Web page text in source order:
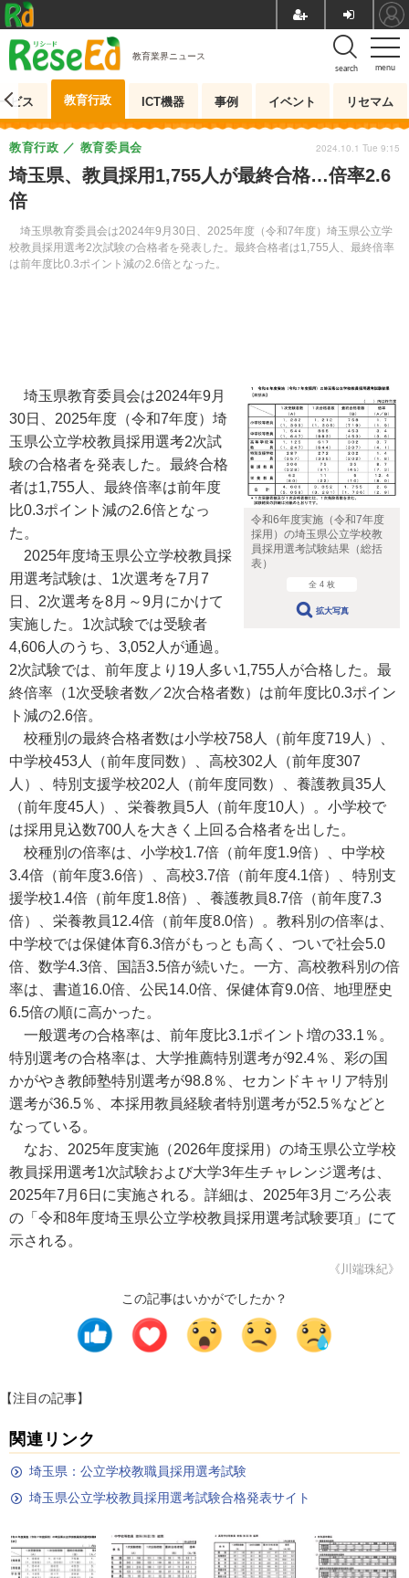
menu
search
教育業界ニュース
ビス 教育行政 ICT機器 事例 イベント リセマム
埼玉県、教員採用1,755人が最終合格…倍率2.6
倍
埼玉県教育委員会は2024年9月30日、2025年度（令和7年度）埼玉県公立学
校教員採用選考2次試験の合格者を発表した。最終合格者は1,755人、最終倍率
は前年度比0.3ポイント減の2.6倍となった。
教育行政 教育委員会 2024.10.1 Tue 9:15
令和6年度実施（令和7年度
採用）の埼玉県公立学校教
員採用選考試験結果（総括
表）
全 4 枚
拡大写真
埼玉県教育委員会は2024年9月
30日、2025年度（令和7年度）埼
玉県公立学校教員採用選考2次試
験の合格者を発表した。最終合格
者は1,755人、最終倍率は前年度
比0.3ポイント減の2.6倍となっ
た。
2025年度埼玉県公立学校教員採
用選考試験は、1次選考を7月7
日、2次選考を8月～9月にかけて
実施した。1次試験では受験者
4,606人のうち、3,052人が通過。
2次試験では、前年度より19人多い1,755人が合格した。最
終倍率（1次受験者数／2次合格者数）は前年度比0.3ポイン
ト減の2.6倍。
校種別の最終合格者数は小学校758人（前年度719人）、
中学校453人（前年度同数）、高校302人（前年度307
人）、特別支援学校202人（前年度同数）、養護教員35人
（前年度45人）、栄養教員5人（前年度10人）。小学校で
は採用見込数700人を大きく上回る合格者を出した。
校種別の倍率は、小学校1.7倍（前年度1.9倍）、中学校
3.4倍（前年度3.6倍）、高校3.7倍（前年度4.1倍）、特別支
援学校1.4倍（前年度1.8倍）、養護教員8.7倍（前年度7.3
倍）、栄養教員12.4倍（前年度8.0倍）。教科別の倍率は、
中学校では保健体育6.3倍がもっとも高く、ついで社会5.0
倍、数学4.3倍、国語3.5倍が続いた。一方、高校教科別の倍
率は、書道16.0倍、公民14.0倍、保健体育9.0倍、地理歴史
6.5倍の順に高かった。
一般選考の合格率は、前年度比3.1ポイント増の33.1％。
特別選考の合格率は、大学推薦特別選考が92.4％、彩の国
かがやき教師塾特別選考が98.8％、セカンドキャリア特別
選考が36.5％、本採用教員経験者特別選考が52.5％などと
なっている。
なお、2025年度実施（2026年度採用）の埼玉県公立学校
教員採用選考1次試験および大学3年生チャレンジ選考は、
2025年7月6日に実施される。詳細は、2025年3月ごろ公表
の「令和8年度埼玉県公立学校教員採用選考試験要項」にて
示される。
《川端珠紀》
この記事はいかがでしたか？
【注目の記事】
関連リンク
埼玉県：公立学校教職員採用選考試験
埼玉県公立学校教員採用選考試験合格発表サイト